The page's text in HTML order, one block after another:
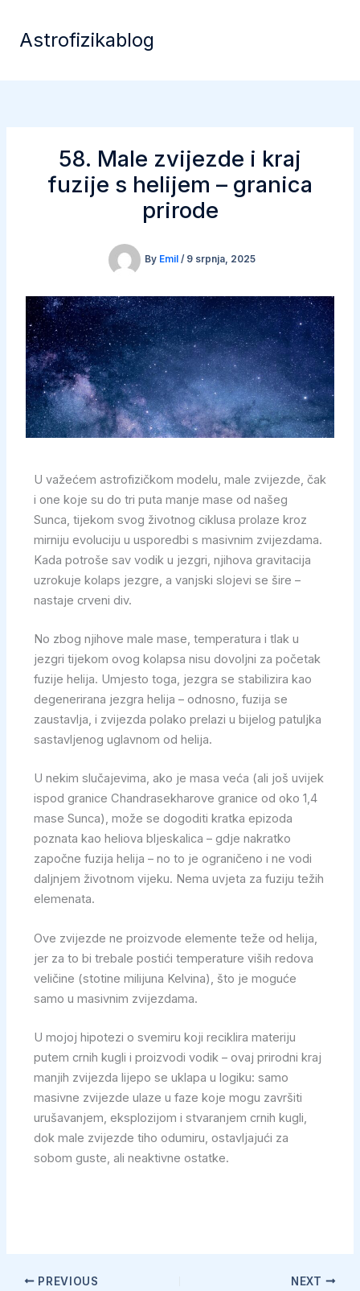
contentAstrofizikablog
58. Male zvijezde i kraj
fuzije s helijem – granica
prirode
By Emil / 9 srpnja, 2025
U važećem astrofizičkom modelu, male zvijezde, čak
i one koje su do tri puta manje mase od našeg
Sunca, tijekom svog životnog ciklusa prolaze kroz
mirniju evoluciju u usporedbi s masivnim zvijezdama.
Kada potroše sav vodik u jezgri, njihova gravitacija
uzrokuje kolaps jezgre, a vanjski slojevi se šire –
nastaje crveni div.
No zbog njihove male mase, temperatura i tlak u
jezgri tijekom ovog kolapsa nisu dovoljni za početak
fuzije helija. Umjesto toga, jezgra se stabilizira kao
degenerirana jezgra helija – odnosno, fuzija se
zaustavlja, i zvijezda polako prelazi u bijelog patuljka
sastavljenog uglavnom od helija.
U nekim slučajevima, ako je masa veća (ali još uvijek
ispod granice Chandrasekharove granice od oko 1,4
mase Sunca), može se dogoditi kratka epizoda
poznata kao heliova bljeskalica – gdje nakratko
započne fuzija helija – no to je ograničeno i ne vodi
daljnjem životnom vijeku. Nema uvjeta za fuziju težih
elemenata.
Ove zvijezde ne proizvode elemente teže od helija,
jer za to bi trebale postići temperature viših redova
veličine (stotine milijuna Kelvina), što je moguće
samo u masivnim zvijezdama.
U mojoj hipotezi o svemiru koji reciklira materiju
putem crnih kugli i proizvodi vodik – ovaj prirodni kraj
manjih zvijezda lijepo se uklapa u logiku: samo
masivne zvijezde ulaze u faze koje mogu završiti
urušavanjem, eksplozijom i stvaranjem crnih kugli,
dok male zvijezde tiho odumiru, ostavljajući za
sobom guste, ali neaktivne ostatke.
PREVIOUS NEXT